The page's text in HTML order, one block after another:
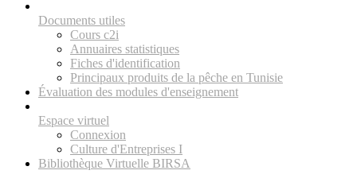
Documents utiles
Cours c2i
Annuaires statistiques
Fiches d'identification
Principaux produits de la pêche en Tunisie
Évaluation des modules d'enseignement
Espace virtuel
Connexion
Culture d'Entreprises I
Bibliothèque Virtuelle BIRSA